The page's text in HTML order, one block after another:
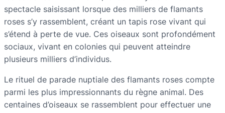
spectacle saisissant lorsque des milliers de flamants
roses s’y rassemblent, créant un tapis rose vivant qui
s’étend à perte de vue. Ces oiseaux sont profondément
sociaux, vivant en colonies qui peuvent atteindre
plusieurs milliers d’individus.
Le rituel de parade nuptiale des flamants roses compte
parmi les plus impressionnants du règne animal. Des
centaines d’oiseaux se rassemblent pour effectuer une